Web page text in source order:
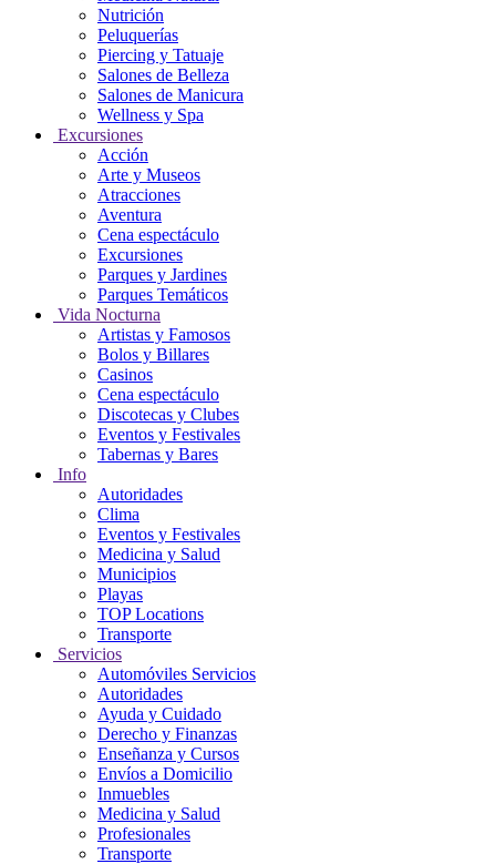
Nutrición
Peluquerías
Piercing y Tatuaje
Salones de Belleza
Salones de Manicura
Wellness y Spa
Excursiones
Acción
Arte y Museos
Atracciones
Aventura
Cena espectáculo
Excursiones
Parques y Jardines
Parques Temáticos
Vida Nocturna
Artistas y Famosos
Bolos y Billares
Casinos
Cena espectáculo
Discotecas y Clubes
Eventos y Festivales
Tabernas y Bares
Info
Autoridades
Clima
Eventos y Festivales
Medicina y Salud
Municipios
Playas
TOP Locations
Transporte
Servicios
Automóviles Servicios
Autoridades
Ayuda y Cuidado
Derecho y Finanzas
Enseñanza y Cursos
Envíos a Domicilio
Inmuebles
Medicina y Salud
Profesionales
Transporte